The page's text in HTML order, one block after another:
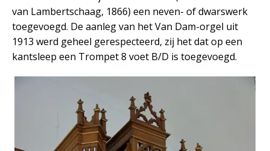
van Lambertschaag, 1866) een neven- of dwarswerk
toegevoegd. De aanleg van het Van Dam-orgel uit
1913 werd geheel gerespecteerd, zij het dat op een
kantsleep een Trompet 8 voet B/D is toegevoegd.